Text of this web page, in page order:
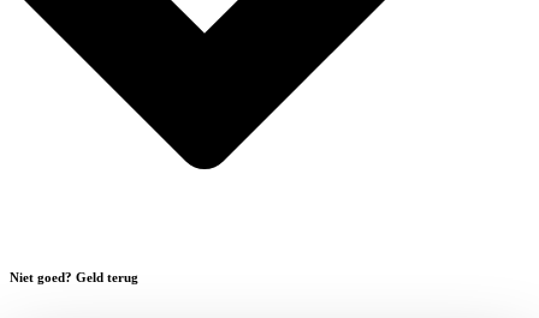
Niet goed? Geld terug